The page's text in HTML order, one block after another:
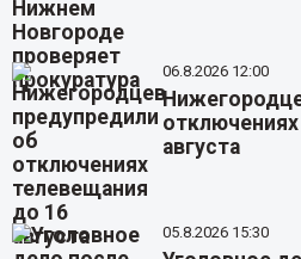
06.8.2026 12:00
августа
05.8.2026 15:30